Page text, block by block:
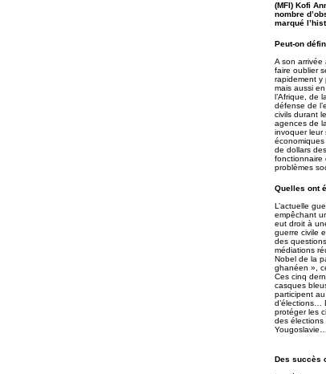
(MFI) Kofi
nombre
marqué
Peut-on
A son
faire oublier
rapidement y
mais aussi
l’Afrique, de
défense de
civils durant
agences de
invoquer leur
de dollars
fonctionnaire
problèmes
Quelles ont
L’actuelle
empêchant
eut droit à
guerre civile
des
médiations
Nobel de la
ghanéen »,
Ces cinq
casques
participent
d’élections…
protéger les
des élections
Des succès